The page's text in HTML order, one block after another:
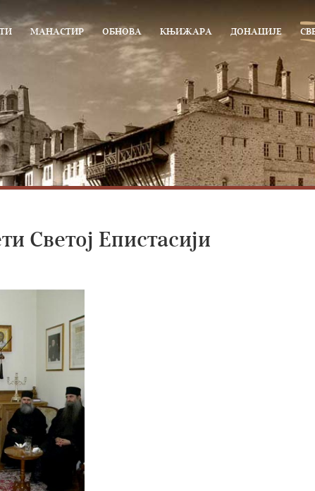
МАНАСТИР ОБНОВА КЊИЖАРА ДОНАЦИЈЕ
Светој Епистасији